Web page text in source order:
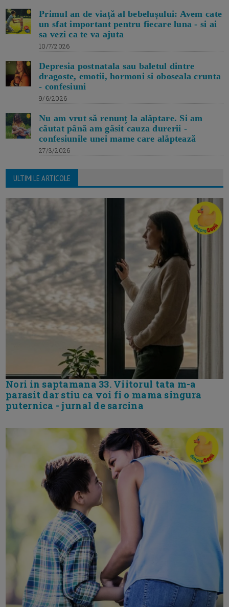
Primul an de viață al bebelușului: Avem cate
un sfat important pentru fiecare luna - si ai
sa vezi ca te va ajuta
10/7/2026
Depresia postnatala sau baletul dintre
dragoste, emotii, hormoni si oboseala crunta
- confesiuni
9/6/2026
Nu am vrut să renunț la alăptare. Si am
căutat până am găsit cauza durerii -
confesiunile unei mame care alăptează
27/3/2026
ULTIMILE ARTICOLE
Nori in saptamana 33. Viitorul tata m-a
parasit dar stiu ca voi fi o mama singura
puternica - jurnal de sarcina